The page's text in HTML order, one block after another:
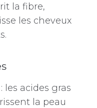
la fibre,
les cheveux
: les acides gras
la peau